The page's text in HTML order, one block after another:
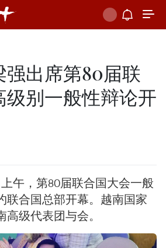
强出席第80届联
级别一般性辩论开
午，第80届联合国大会一般
联合国总部开幕。越南国家
级代表团与会。